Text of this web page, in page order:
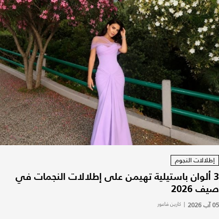
إطلالات النجوم
3 ألوان باستيلية تهيمن على إطلالات النجمات في
صيف 2026
05 آب 2026 | كارين فاعور